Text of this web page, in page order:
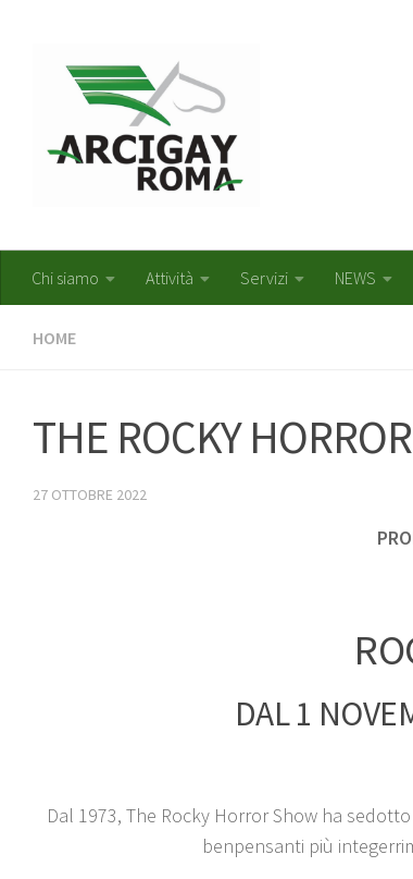
Chi siamo Attività Servizi NEWS
HOME
THE ROCKY
27 OTTOBRE 2022
DAL 1
Dal 1973, The Rocky Horror Show ha
benpensanti più